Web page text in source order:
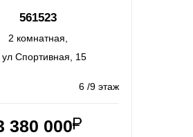
561523
2 комнатная,
ул Спортивная, 15
6 /9 этаж
380 000